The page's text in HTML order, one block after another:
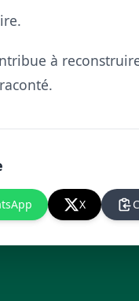
à
X